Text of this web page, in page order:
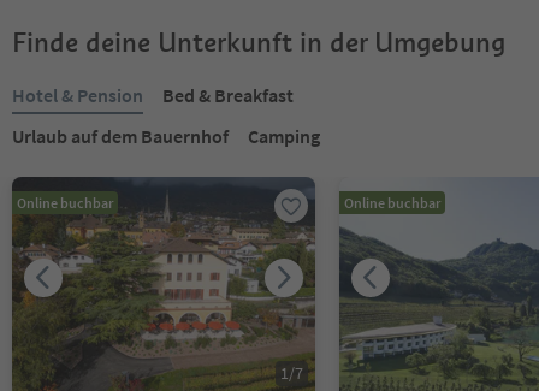
Finde deine Unterkunft in der Umgebung
Hotel & Pension
Bed & Breakfast
Urlaub auf dem Bauernhof
Camping
Online buchbar
1/7
Online buchbar